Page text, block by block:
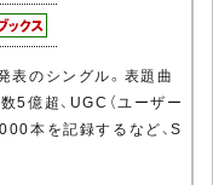
表のシングル。表題曲
5億超、UGC（ユーザー
本を記録するなど、S